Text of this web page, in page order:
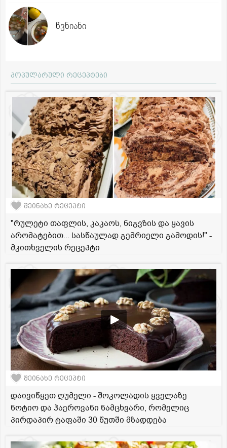
წვნიანი
პოპულარული რეცეპტები
შეინახე რეცეპტი
"რულეტი თაფლის, კაკაოს, ნიგვზის და ყავის
არომატებით... სასწაულად გემრიელი გამოდის!" -
მკითხველის რეცეპტი
შეინახე რეცეპტი
დაივიწყეთ ღუმელი - შოკოლადის ყველაზე
ნოტიო და ჰაეროვანი ნამცხვარი, რომელიც
პირდაპირ ტაფაში 30 წუთში მზადდება